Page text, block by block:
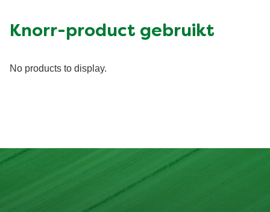
Knorr-product gebruikt
No products to display.